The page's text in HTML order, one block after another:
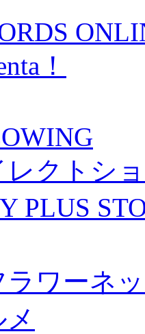
！
クトシ
PLUS
ワーネ